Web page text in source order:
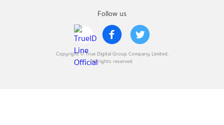
Follow us
Copyright © True Digital Group Company Limited.
All rights reserved